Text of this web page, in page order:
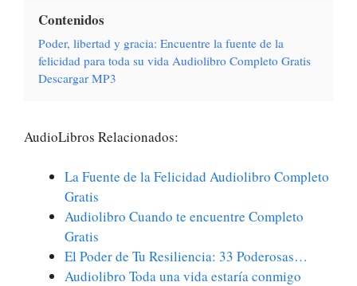
Contenidos
Poder, libertad y gracia: Encuentre la fuente de la
felicidad para toda su vida Audiolibro Completo Gratis
Descargar MP3
AudioLibros Relacionados:
La Fuente de la Felicidad Audiolibro Completo
Gratis
Audiolibro Cuando te encuentre Completo
Gratis
El Poder de Tu Resiliencia: 33 Poderosas…
Audiolibro Toda una vida estaría conmigo